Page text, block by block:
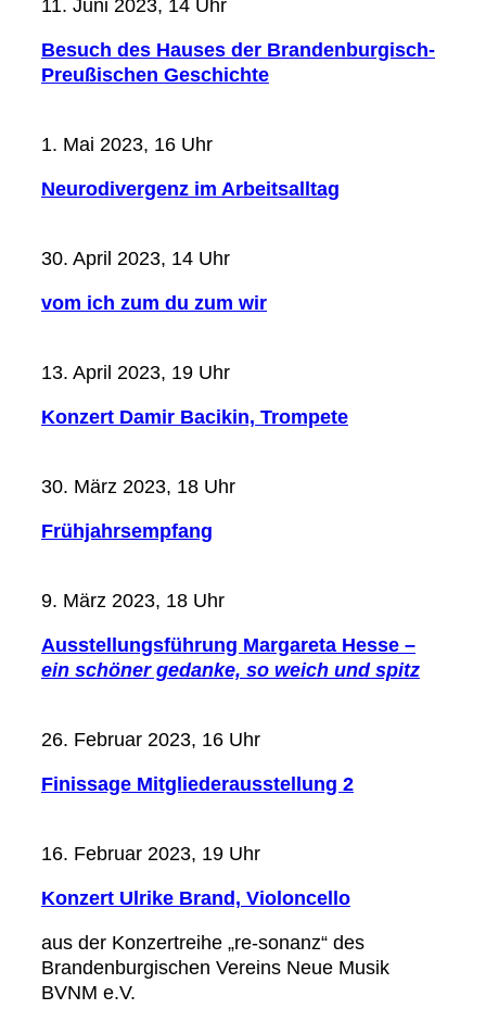
11. Juni 2023, 14 Uhr
Besuch des Hauses der Brandenburgisch-
Preußischen Geschichte
1. Mai 2023, 16 Uhr
Neurodivergenz im Arbeitsalltag
30. April 2023, 14 Uhr
vom ich zum du zum wir
13. April 2023, 19 Uhr
Konzert Damir Bacikin, Trompete
30. März 2023, 18 Uhr
Frühjahrsempfang
9. März 2023, 18 Uhr
Ausstellungsführung Margareta Hesse –
ein schöner gedanke, so weich und spitz
26. Februar 2023, 16 Uhr
Finissage Mitgliederausstellung 2
16. Februar 2023, 19 Uhr
Konzert Ulrike Brand, Violoncello
aus der Konzertreihe „re-sonanz“ des
Brandenburgischen Vereins Neue Musik
BVNM e.V.